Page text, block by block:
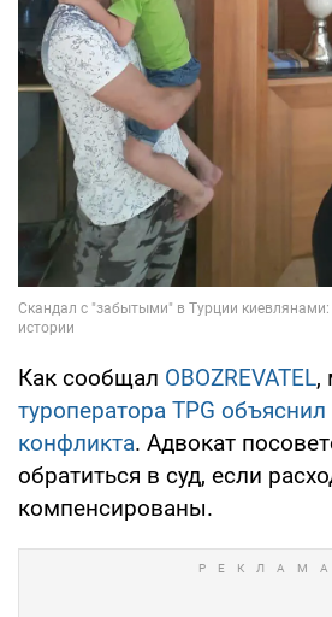
Как сообщал OBOZREVATEL,
туроператора TPG
конфликта. Адвокат
обратиться в суд, если
компенсированы.